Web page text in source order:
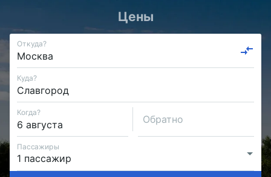
Цены
Откуда?
Куда?
Когда?
Обратно
Пассажиры